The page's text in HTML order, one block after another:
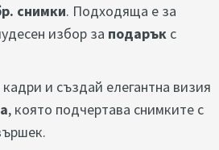
снимки. Подходяща е за
избор за подарък с
и създай елегантна визия
, която подчертава снимките с